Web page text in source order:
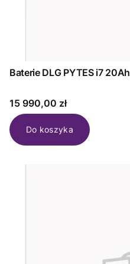
Baterie DLG PYTES i7 20Ah
Cena
15 990,00 zł
Do koszyka